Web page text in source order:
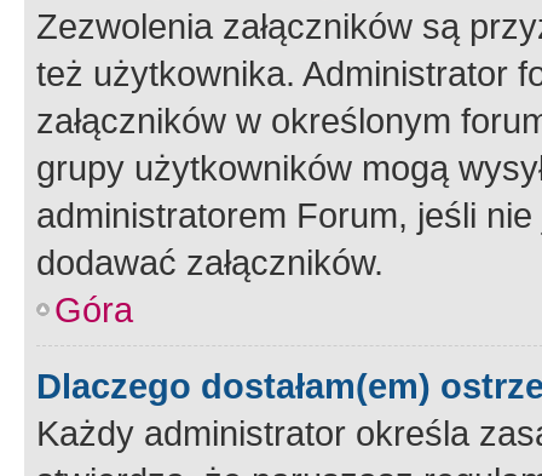
Zezwolenia załączników są
też użytkownika. Administrator
załączników w określonym
grupy użytkowników mogą
administratorem Forum, jeśli
dodawać załączników.
Góra
Dlaczego dostałam(em)
Każdy administrator określa